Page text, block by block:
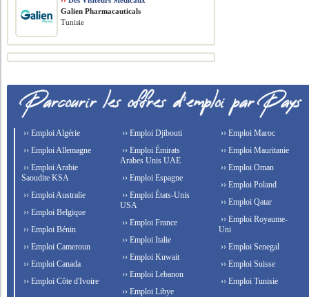
Galien Pharmacauticals
Tunisie
›› Emploi Algérie
›› Emploi Allemagne
›› Emploi Arabie
Saoudite KSA
›› Emploi Australie
›› Emploi Belgique
›› Emploi Bénin
›› Emploi Cameroun
›› Emploi Canada
›› Emploi Côte d'Ivoire
›› Emploi Djibouti
›› Emploi Émirats
Arabes Unis UAE
›› Emploi Espagne
›› Emploi États-Unis
USA
›› Emploi France
›› Emploi Italie
›› Emploi Kuwait
›› Emploi Lebanon
›› Emploi Libye
›› Emploi Maroc
›› Emploi Mauritanie
›› Emploi Oman
›› Emploi Poland
›› Emploi Qatar
›› Emploi Royaume-
Uni
›› Emploi Senegal
›› Emploi Suisse
›› Emploi Tunisie